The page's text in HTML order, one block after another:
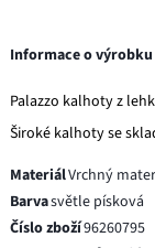
Informace o výrobku
Palazzo kalhoty z
Široké kalhoty se
MateriálVrchný
Barvasvětle písková
Číslo zboží96260795